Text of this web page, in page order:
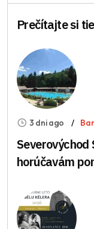
Prečítajte si
3 dni ago
horúčavám